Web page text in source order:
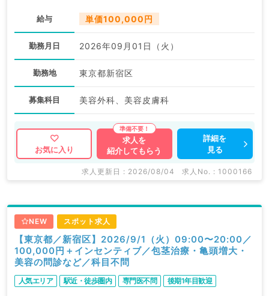
給与 単価100,000円
勤務月日 2026年09月01日（火）
勤務地 東京都新宿区
募集科目 美容外科、美容皮膚科
お気に入り
求人を
紹介してもらう
詳細を
見る
求人更新日 : 2026/08/04 求人No. : 1000166
NEW スポット求人
【東京都／新宿区】2026/9/1（火）09:00〜20:00／
100,000円＋インセンティブ／包茎治療・亀頭増大・
美容の問診など／科目不問
人気エリア 駅近・徒歩圏内 専門医不問 後期1年目歓迎